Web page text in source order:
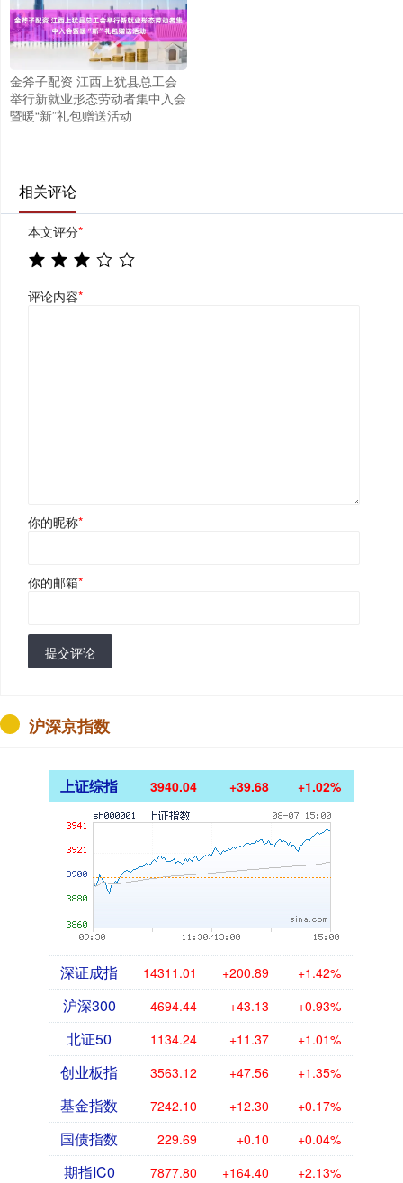
金斧子配资 江西上犹县总工会
举行新就业形态劳动者集中入会
暨暖“新”礼包赠送活动
相关评论
本文评分*
评论内容*
你的昵称*
你的邮箱*
提交评论
沪深京指数
上证综指 3940.04 +39.68 +1.02%
深证成指 14311.01 +200.89 +1.42%
沪深300 4694.44 +43.13 +0.93%
北证50 1134.24 +11.37 +1.01%
创业板指 3563.12 +47.56 +1.35%
基金指数 7242.10 +12.30 +0.17%
国债指数 229.69 +0.10 +0.04%
期指IC0 7877.80 +164.40 +2.13%